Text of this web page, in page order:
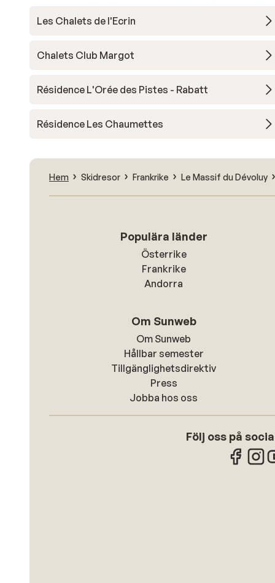
Les Chalets de l'Ecrin
Chalets Club Margot
Résidence L'Orée des Pistes - Rabatt
Résidence Les Chaumettes
Hem Skidresor Frankrike Le Massif du Dévoluy
Populära länder
Österrike
Frankrike
Andorra
Om Sunweb
Om Sunweb
Hållbar semester
Tillgänglighetsdirektiv
Press
Jobba hos oss
Följ oss på